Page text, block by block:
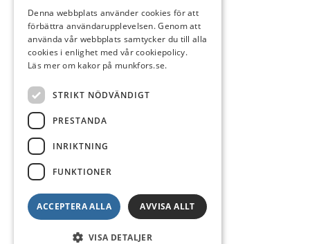
Denna webbplats använder cookies för att
förbättra användarupplevelsen. Genom att
använda vår webbplats samtycker du till alla
cookies i enlighet med vår cookiepolicy.
Läs mer om kakor på munkfors.se.
STRIKT NÖDVÄNDIGT
PRESTANDA
INRIKTNING
FUNKTIONER
ACCEPTERA ALLA AVVISA ALLT
VISA DETALJER